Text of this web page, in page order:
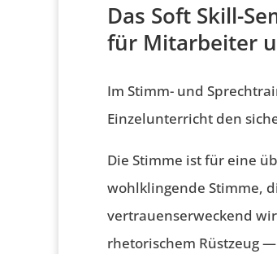
Das Soft Skill-
für Mitarbeiter
Im Stimm- und
Einzelunterricht den
Die Stimme ist für eine
wohlklingende Stimme,
vertrauenserweckend
rhetorischem Rüstzeug